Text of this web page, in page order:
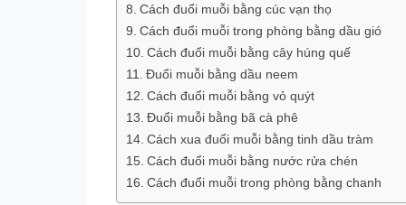
Cách đuổi muỗi bằng cúc vạn thọ
Cách đuổi muỗi trong phòng bằng dầu gió
Cách đuổi muỗi bằng cây húng quế
Đuổi muỗi bằng dầu neem
Cách đuổi muỗi bằng vỏ quýt
Đuổi muỗi bằng bã cà phê
Cách xua đuổi muỗi bằng tinh dầu tràm
Cách đuổi muỗi bằng nước rửa chén
Cách đuổi muỗi trong phòng bằng chanh